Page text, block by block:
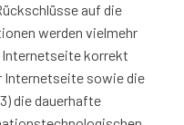
auf die
werden vielmehr
Internetseite korrekt
Internetseite sowie die
die dauerhafte